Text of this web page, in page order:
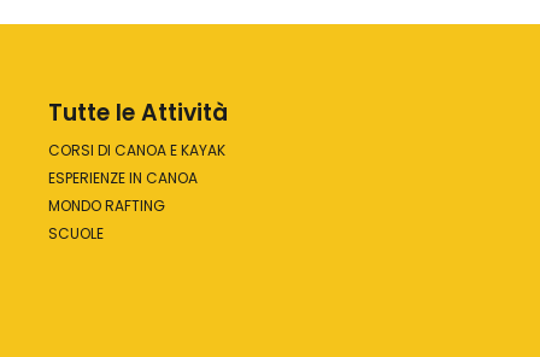
Tutte le Attività
CORSI DI CANOA E KAYAK
ESPERIENZE IN CANOA
MONDO RAFTING
SCUOLE